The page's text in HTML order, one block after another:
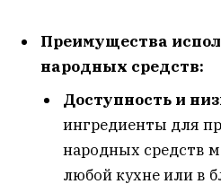
Преимущества
народных средств:
Доступность и
ингредиенты для
народных средств
любой кухне или в